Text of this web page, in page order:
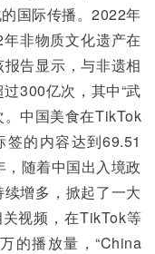
国际传播。2022年
非物质文化遗产在
告显示，与非遗相
300亿次，其中“武
。中国美食在TikTok
签的内容达到69.51
随着中国出入境政
增多，掀起了一大
视频，在TikTok等
的播放量，“China